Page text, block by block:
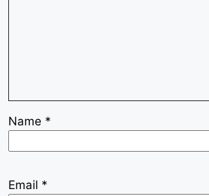
Name *
Email *